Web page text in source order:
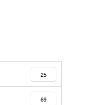
25
69